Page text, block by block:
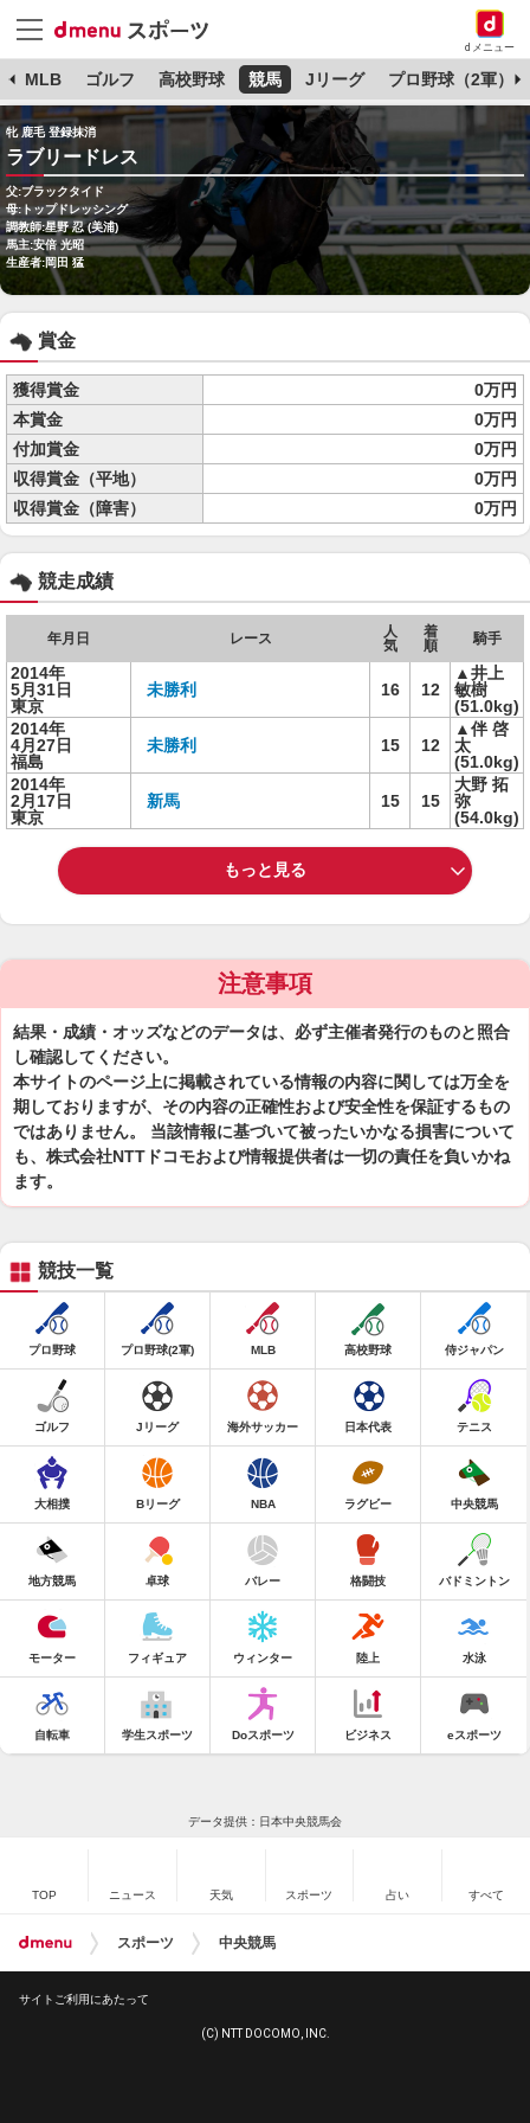
dメニュー
MLB ゴルフ 高校野球 競馬 Jリーグ プロ野球（2軍）
牝 鹿毛 登録抹消
ラブリードレス
父:ブラックタイド
母:トップドレッシング
調教師:星野 忍 (美浦)
馬主:安倍 光昭
生産者:岡田 猛
賞金
獲得賞金
0万円
本賞金
0万円
付加賞金
0万円
収得賞金（平地）
0万円
収得賞金（障害）
0万円
競走成績
年月日 レース
人
気
着
順
騎手
2014年
5月31日
東京
未勝利 16 12
▲井上
敏樹
(51.0kg)
2014年
4月27日
福島
未勝利 15 12
▲伴 啓
太
(51.0kg)
2014年
2月17日
東京
新馬 15 15
大野 拓
弥
(54.0kg)
もっと見る
注意事項
結果・成績・オッズなどのデータは、必ず主催者発行のものと照合
し確認してください。
本サイトのページ上に掲載されている情報の内容に関しては万全を
期しておりますが、その内容の正確性および安全性を保証するもの
ではありません。 当該情報に基づいて被ったいかなる損害について
も、株式会社NTTドコモおよび情報提供者は一切の責任を負いかね
ます。
競技一覧
プロ野球 プロ野球(2軍) MLB 高校野球 侍ジャパン
ゴルフ Jリーグ 海外サッカー 日本代表 テニス
大相撲 Bリーグ NBA ラグビー 中央競馬
地方競馬 卓球 バレー 格闘技 バドミントン
モーター フィギュア ウィンター 陸上 水泳
自転車 学生スポーツ Doスポーツ ビジネス eスポーツ
データ提供：日本中央競馬会
TOP ニュース 天気 スポーツ 占い すべて
スポーツ 中央競馬
サイトご利用にあたって
(C) NTT DOCOMO, INC.